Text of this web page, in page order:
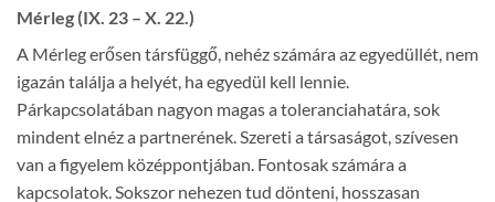
Mérleg (IX. 23 – X. 22.)
A Mérleg erősen társfüggő, nehéz számára az egyedüllét, nem
igazán találja a helyét, ha egyedül kell lennie.
Párkapcsolatában nagyon magas a toleranciahatára, sok
mindent elnéz a partnerének. Szereti a társaságot, szívesen
van a figyelem középpontjában. Fontosak számára a
kapcsolatok. Sokszor nehezen tud dönteni, hosszasan